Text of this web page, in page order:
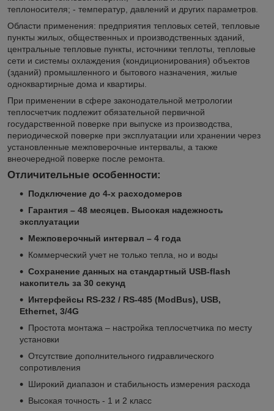
теплоносителя; - температур, давлений и других параметров.
Области применения: предприятия тепловых сетей, тепловые
пункты жилых, общественных и производственных зданий,
центральные тепловые пункты, источники теплоты, тепловые
сети и системы охлаждения (кондиционирования) объектов
(зданий) промышленного и бытового назначения, жилые
одноквартирные дома и квартиры.
При применении в сфере законодательной метрологии
теплосчетчик подлежит обязательной первичной
государственной поверке при выпуске из производства,
периодической поверке при эксплуатации или хранении через
установленные межповерочные интервалы, а также
внеочередной поверке после ремонта.
Отличительные особенности:
Подключение до 4-х расходомеров
Гарантия – 48 месяцев. Высокая надежность
эксплуатации
Межповерочный интервал – 4 года
Коммерческий учет не только тепла, но и воды
Сохранение данных на стандартный USB-flash
накопитель за 30 секунд
Интерфейсы RS-232 / RS-485 (ModBus), USB,
Ethernet, 3/4G
Простота монтажа – настройка теплосчетчика по месту
установки
Отсутствие дополнительного гидравлического
сопротивления
Широкий диапазон и стабильность измерения расхода
Высокая точность - 1 и 2 класс